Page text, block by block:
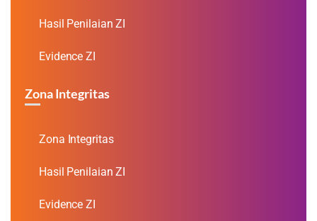
Hasil Penilaian ZI
Evidence ZI
Zona Integritas
Zona Integritas
Hasil Penilaian ZI
Evidence ZI